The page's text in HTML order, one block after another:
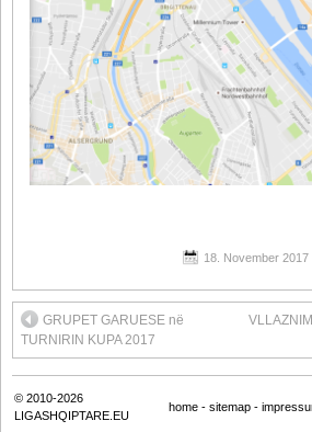
18. November 2017
GRUPET GARUESE në
TURNIRIN KUPA 2017
© 2010-2026
LIGASHQIPTARE.EU
home - sitemap -